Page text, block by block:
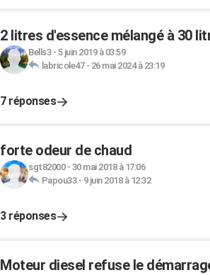
2 litres d'essence mélangé à 30
Bells3- 5 juin 2019 à 03:59
labricole47- 26 mai 2024 à 23:19
7 réponses
forte odeur de chaud
sgt82000- 30 mai 2018 à 17:06
Papou33- 9 juin 2018 à 12:32
3 réponses
Moteur diesel refuse le